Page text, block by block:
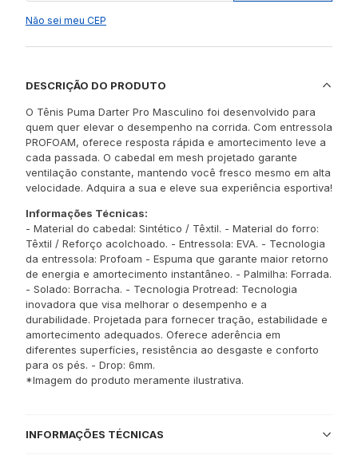
Não sei meu CEP
DESCRIÇÃO DO PRODUTO
O Tênis Puma Darter Pro Masculino foi desenvolvido para
quem quer elevar o desempenho na corrida. Com entressola
PROFOAM, oferece resposta rápida e amortecimento leve a
cada passada. O cabedal em mesh projetado garante
ventilação constante, mantendo você fresco mesmo em alta
velocidade. Adquira a sua e eleve sua experiência esportiva!
Informações Técnicas:
- Material do cabedal: Sintético / Têxtil. - Material do forro:
Têxtil / Reforço acolchoado. - Entressola: EVA. - Tecnologia
da entressola: Profoam - Espuma que garante maior retorno
de energia e amortecimento instantâneo. - Palmilha: Forrada.
- Solado: Borracha. - Tecnologia Protread: Tecnologia
inovadora que visa melhorar o desempenho e a
durabilidade. Projetada para fornecer tração, estabilidade e
amortecimento adequados. Oferece aderência em
diferentes superfícies, resistência ao desgaste e conforto
para os pés. - Drop: 6mm.
*Imagem do produto meramente ilustrativa.
INFORMAÇÕES TÉCNICAS